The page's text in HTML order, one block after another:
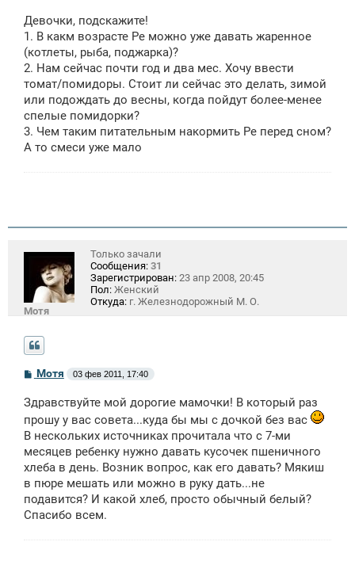
б
щ
н
и
Девочки, подскажите!
1. В какм возрасте Ре можно уже давать жаренное
(котлеты, рыба, поджарка)?
2. Нам сейчас почти год и два мес. Хочу ввести
томат/помидоры. Стоит ли сейчас это делать, зимой
или подождать до весны, когда пойдут более-менее
спелые помидорки?
3. Чем таким питательным накормить Ре перед сном?
А то смеси уже мало
Мотя
Только зачали
Сообщения: 31
Зарегистрирован: 23 апр 2008, 20:45
Пол: Женский
Откуда: г. Железнодорожный М. О.
С
б
щ
е
н
и
Мотя 03 фев 2011, 17:40
Здравствуйте мой дорогие мамочки! В который раз
прошу у вас совета...куда бы мы с дочкой без вас
В нескольких источниках прочитала что с 7-ми
месяцев ребенку нужно давать кусочек пшеничного
хлеба в день. Возник вопрос, как его давать? Мякиш
в пюре мешать или можно в руку дать...не
подавится? И какой хлеб, просто обычный белый?
Спасибо всем.